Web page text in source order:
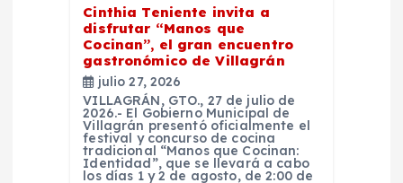
Cinthia Teniente invita a
disfrutar “Manos que
Cocinan”, el gran encuentro
gastronómico de Villagrán
julio 27, 2026
VILLAGRÁN, GTO., 27 de julio de
2026.- El Gobierno Municipal de
Villagrán presentó oficialmente el
festival y concurso de cocina
tradicional “Manos que Cocinan:
Identidad”, que se llevará a cabo
los días 1 y 2 de agosto, de 2:00 de